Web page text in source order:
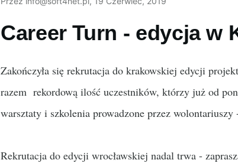
Career Turn - edycja w
Zakończyła się rekrutacja do krakowskiej edycji
razem rekordową ilość uczestników, którzy już od
warsztaty i szkolenia prowadzone przez
Rekrutacja do edycji wrocławskiej nadal trwa -